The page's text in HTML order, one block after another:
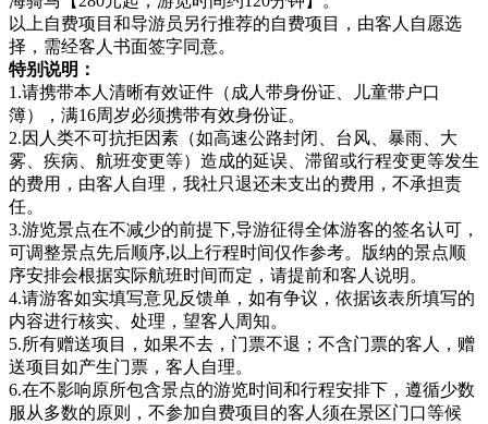
以上自费项目和导游员另行推荐的自费项目，由客人自愿选
择，需经客人书面签字同意。
特别说明：
1.请携带本人清晰有效证件（成人带身份证、儿童带户口
簿），满16周岁必须携带有效身份证。
2.因人类不可抗拒因素（如高速公路封闭、台风、暴雨、大
雾、疾病、航班变更等）造成的延误、滞留或行程变更等发生
的费用，由客人自理，我社只退还未支出的费用，不承担责
任。
3.游览景点在不减少的前提下,导游征得全体游客的签名认可，
可调整景点先后顺序,以上行程时间仅作参考。版纳的景点顺
序安排会根据实际航班时间而定，请提前和客人说明。
4.请游客如实填写意见反馈单，如有争议，依据该表所填写的
内容进行核实、处理，望客人周知。
5.所有赠送项目，如果不去，门票不退；不含门票的客人，赠
送项目如产生门票，客人自理。
6.在不影响原所包含景点的游览时间和行程安排下，遵循少数
服从多数的原则，不参加自费项目的客人须在景区门口等候